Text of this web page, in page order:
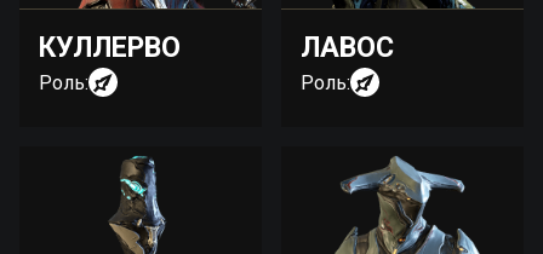
КУЛЛЕРВО
Роль:
ЛАВОС
Роль: